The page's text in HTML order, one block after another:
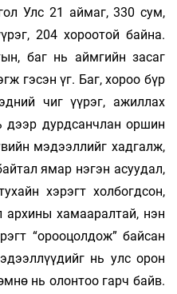
Улс 21 аймаг, 330 сум,
204 хороотой байна.
баг нь аймгийн засаг
гэсэн үг. Баг, хороо бүр
чиг үүрэг, ажиллах
дээр дурдсанчлан оршин
мэдээллийг хадгалж,
ямар нэгэн асуудал,
хэрэгт холбогдсон,
архины хамааралтай, нэн
“орооцолдож” байсан
нь улс орон
нь олонтоо гарч байв.